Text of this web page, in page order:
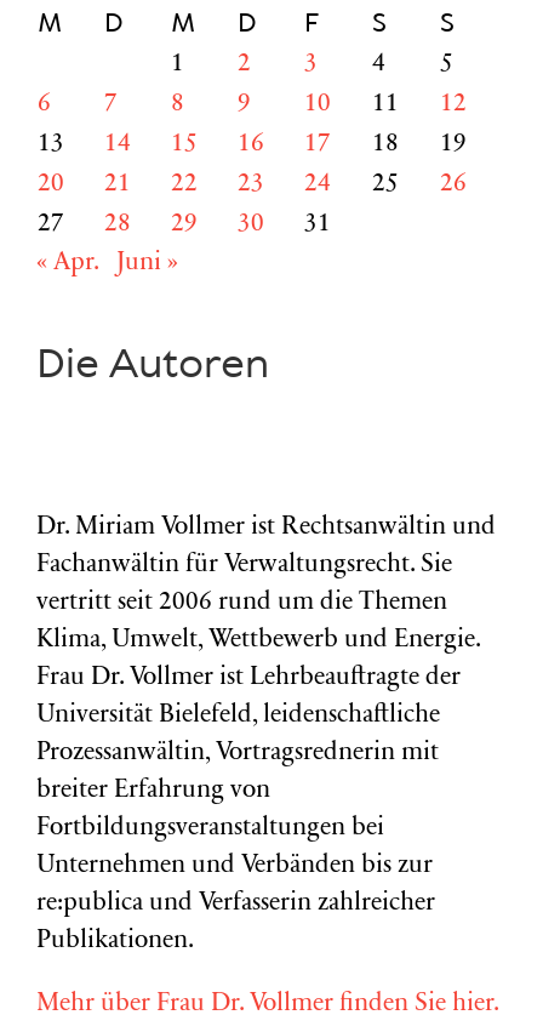
M D M D F S S
1 2 3 4
5
6
7 8 9 10 11
12
13
14 15 16 17 18
19
20
21 22 23 24 25
26
27
28 29 30
31
« Apr.
Juni »
Die Autoren
Dr. Miriam Vollmer ist Rechtsanwältin und
Fachanwältin für Verwaltungsrecht. Sie
vertritt seit 2006 rund um die Themen
Klima, Umwelt, Wettbewerb und Energie.
Frau Dr. Vollmer ist Lehrbeauftragte der
Universität Bielefeld, leidenschaftliche
Prozessanwältin, Vortragsrednerin mit
breiter Erfahrung von
Fortbildungsveranstaltungen bei
Unternehmen und Verbänden bis zur
re:publica und Verfasserin zahlreicher
Publikationen.
Mehr über Frau Dr. Vollmer finden Sie hier.